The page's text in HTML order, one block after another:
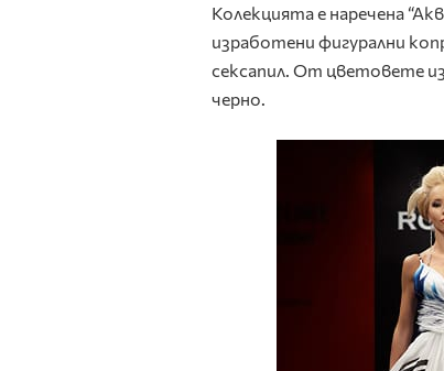
Колекцията е наречена
изработени фигурални
сексапил. От цветовете
черно.